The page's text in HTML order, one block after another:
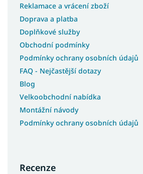
Reklamace a vrácení zboží
Doprava a platba
Doplňkové služby
Obchodní podmínky
Podmínky ochrany osobních údajů
FAQ - Nejčastější dotazy
Blog
Velkoobchodní nabídka
Montážní návody
Podmínky ochrany osobních údajů
Recenze